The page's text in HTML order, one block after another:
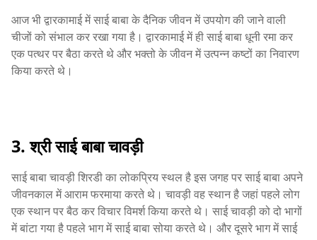
आज भी द्वारकामाई में साई बाबा के दैनिक जीवन में उपयोग की जाने वाली
चीजों को संभाल कर रखा गया है। द्वारकामाई में ही साई बाबा धूनी रमा कर
एक पत्थर पर बैठा करते थे और भक्तो के जीवन में उत्पन्न कष्टों का निवारण
किया करते थे।
3. श्री साई बाबा चावड़ी
साई बाबा चावड़ी शिरडी का लोकप्रिय स्थल है इस जगह पर साई बाबा अपने
जीवनकाल में आराम फरमाया करते थे। चावड़ी वह स्थान है जहां पहले लोग
एक स्थान पर बैठ कर विचार विमर्श किया करते थे। साई चावड़ी को दो भागों
में बांटा गया है पहले भाग में साई बाबा सोया करते थे। और दूसरे भाग में साई